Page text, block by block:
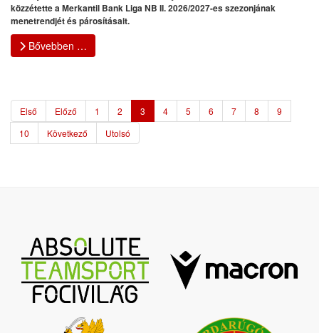
közzétette a Merkantil Bank Liga NB II. 2026/2027-es szezonjának
menetrendjét és párosításait.
Bővebben …
Első Előző 1 2 3 4 5 6 7 8
9
10
Következő Utolsó